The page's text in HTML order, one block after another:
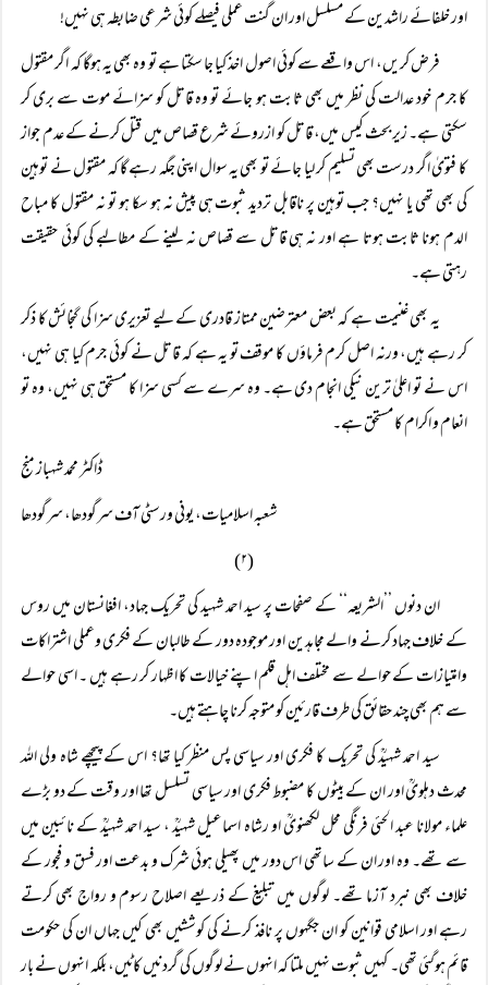
اور خلفائے راشدین کے مسلسل اور ان گنت عملی فیصلے کوئی شرعی ضابطہ ہی نہیں!
فرض کریں، اس واقعے سے کوئی اصول اخذ کیا جا سکتا ہے تو وہ بھی یہ ہوگا کہ اگر مقتول
کا جرم خود عدالت کی نظر میں بھی ثابت ہو جائے تو وہ قاتل کو سزائے موت سے بری کر
سکتی ہے۔ زیر بحث کیس میں، قاتل کو ازروئے شرع قصاص میں قتل کرنے کے عدم جواز
کا فتویٰ اگر درست بھی تسلیم کر لیا جائے تو بھی یہ سوال اپنی جگہ رہے گا کہ مقتول نے توہین
کی بھی تھی یا نہیں؟ جب توہین پر ناقابل تردید ثبوت ہی پیش نہ ہو سکا ہو تو نہ مقتول کا مباح
الدم ہونا ثابت ہوتا ہے اور نہ ہی قاتل سے قصاص نہ لینے کے مطالبے کی کوئی حقیقت
رہتی ہے۔
یہ بھی غنیمت ہے کہ بعض معترضین ممتاز قادری کے لیے تعزیری سزا کی گنجائش کا ذکر
کر رہے ہیں، ورنہ اصل کرم فرماؤں کا موقف تو یہ ہے کہ قاتل نے کوئی جرم کیا ہی نہیں،
اس نے تو اعلیٰ ترین نیکی انجام دی ہے۔ وہ سرے سے کسی سزا کا مستحق ہی نہیں، وہ تو
انعام و اکرام کا مستحق ہے۔
ڈاکٹر محمد شہباز منج
شعبہ اسلامیات، یونی ورسٹی آف سرگودھا، سرگودھا
(۲)
ان دنوں ’’الشریعہ‘‘ کے صفحات پر سید احمد شہید کی تحریک جہاد، افغانستان میں روس
کے خلاف جہاد کرنے والے مجاہدین اور موجودہ دور کے طالبان کے فکری وعملی اشتراکات
وامتیازات کے حوالے سے مختلف اہل قلم اپنے خیالات کا اظہار کر رہے ہیں ۔ اسی حوالے
سے ہم بھی چند حقائق کی طرف قارئین کو متوجہ کرنا چاہتے ہیں۔
سید احمد شہیدؒ کی تحریک کا فکری اور سیاسی پس منظر کیا تھا؟ اس کے پیچھے شاہ ولی اللہ
محدث دہلویؒ اور ان کے بیٹوں کا مضبوط فکری اور سیاسی تسلسل تھا اور وقت کے دو بڑے
علماء مولانا عبد الحئی فرنگی محل لکھنویؒ او رشاہ اسماعیل شہیدؒ ، سید احمد شہیدؒ کے نائبین میں
سے تھے۔ وہ اور ان کے ساتھی اس دور میں پھیلی ہوئی شرک و بدعت اور فسق و فجور کے
خلاف بھی نبرد آزما تھے۔ لوگوں میں تبلیغ کے ذریعے اصلاح رسوم و رواج بھی کرتے
رہے اور اسلامی قوانین کو ان جگہوں پر نافذ کرنے کی کوششیں بھی کیں جہاں ان کی حکومت
قائم ہوگئی تھی۔ کہیں ثبوت نہیں ملتا کہ انہوں نے لوگوں کی گردنیں کاٹیں، بلکہ انہوں نے بار